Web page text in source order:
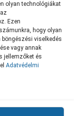
olyan technológiákat
Ezen
hogy olyan
viselkedés
vagy annak
jellemzőket és
Adatvédelmi
anyagot,
a